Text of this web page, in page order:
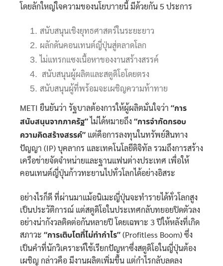
โดยลักใหญ่ใจความของนโยบาายนี้ มีด้วยกัน 5 ประการ
สนับสนุนเชิงยุทธศาสตร์ในระยะยาว
ผลักดันคอนเทนต์ญี่ปุ่นสู่ตลาดโลก
ไม่แทรกแซงเนื้อหาของงานสร้างสรรค์
สนับสนุนผู้ผลิตและสตูดิโอโดยตรง
สนับสนุนผู้ที่พร้อมจะเผชิญความท้าทาย
METI ยืนยันว่า รัฐบาลต้องการให้ผู้ผลิตมั่นใจว่า “การ
สนับสนุนจากภาครัฐ”ไม่ได้หมายถึง “การจำกัดกรอบ
ความคิดสร้างสรรค์” แต่คือการลงทุนในทรัพย์สินทาง
ปัญญา (IP) บุคลากร และเทคโนโลยีดิจิทัล รวมถึงการสร้าง
เครือข่ายจัดจำหน่ายและฐานแฟนต่างประเทศ เพื่อให้
คอนเทนต์ญี่ปุ่นก้าวทะยานไปทั่วโลกได้อย่างอิสระ
อย่างไรก็ดี ที่ผ่านมาแม้อนิเมะญี่ปุ่นจะทำรายได้ทั่วโลกสูง
เป็นประวัติการณ์ แต่สตูดิโอในประเทศกลับทยอยปิดตัวลง
อย่างน่ากังวลติดต่อกันหลายปี โดยเฉพาะ 3 ปีให้หลังที่เกิด
สภาวะ “การเติบโตที่ไม่ทำกำไร”(Profitless Boom) ซึ่ง
เป็นคำที่นักวิเคราะห์ใช้เรียกปัญหาซึ่งสตูดิโอในญี่ปุ่นต้อง
เผชิญ กล่าวคือ มีงานผลิตเพิ่มขึ้น แต่กำไรกลับลดลง